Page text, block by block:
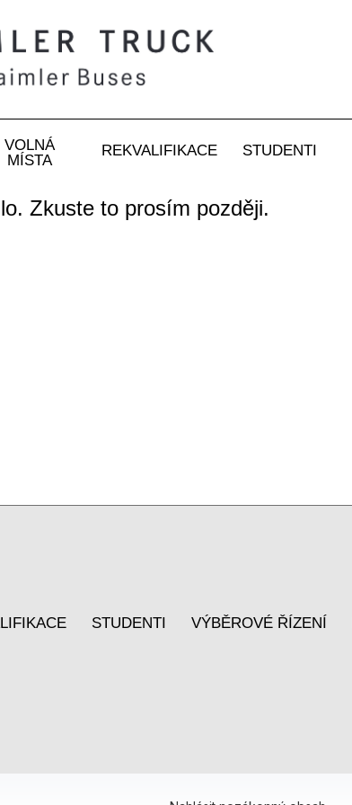
VOLNÁ
MÍSTA
REKVALIFIKACE STUDENTI
Zkuste to prosím později.
STUDENTI VÝBĚROVÉ ŘÍZENÍ